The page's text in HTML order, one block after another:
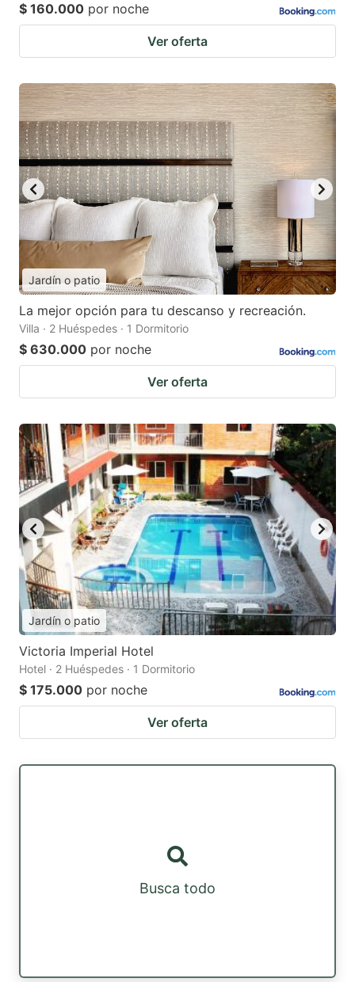
$ 160.000 por noche
Ver oferta
Jardín o patio
La mejor opción para tu descanso y recreación.
Villa · 2 Huéspedes · 1 Dormitorio
$ 630.000 por noche
Ver oferta
Jardín o patio
Victoria Imperial Hotel
Hotel · 2 Huéspedes · 1 Dormitorio
$ 175.000 por noche
Ver oferta
Busca todo